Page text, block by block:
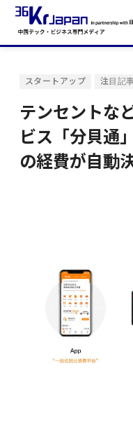
スタートアップ 注目記
テンセントな
ビス「分貝通
の経費が自動